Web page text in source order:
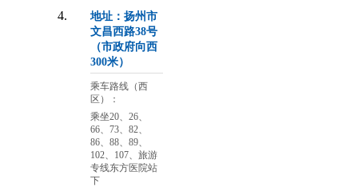
地址：扬州市
文昌西路38号
（市政府向西
300米）
乘车路线（西
区）：
乘坐20、26、
66、73、82、
86、88、89、
102、107、旅游
专线东方医院站
下